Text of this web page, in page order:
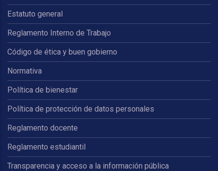
Estatuto general
Reglamento Interno de Trabajo
Código de ética y buen gobierno
Normativa
Política de bienestar
Política de protección de datos personales
Reglamento docente
Reglamento estudiantil
Transparencia y acceso a la información pública